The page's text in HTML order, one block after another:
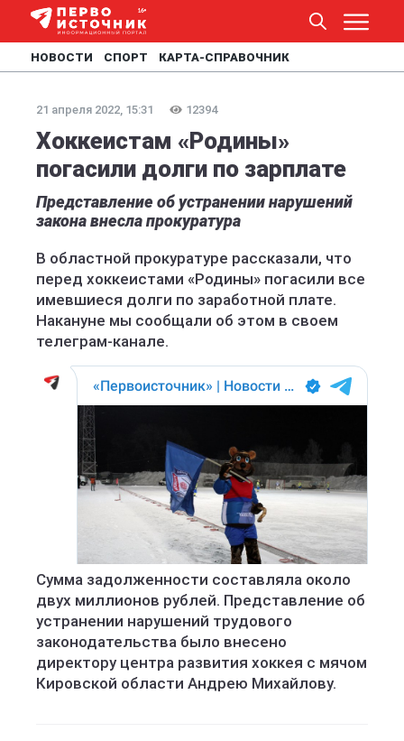
НОВОСТИ СПОРТ КАРТА-СПРАВОЧНИК
21 апреля 2022, 15:31 12394
Хоккеистам «Родины»
погасили долги по зарплате
Представление об устранении нарушений
закона внесла прокуратура
В областной прокуратуре рассказали, что
перед хоккеистами «Родины» погасили все
имевшиеся долги по заработной плате.
Накануне мы сообщали об этом в своем
телеграм-канале.
Сумма задолженности составляла около
двух миллионов рублей. Представление об
устранении нарушений трудового
законодательства было внесено
директору центра развития хоккея с мячом
Кировской области Андрею Михайлову.